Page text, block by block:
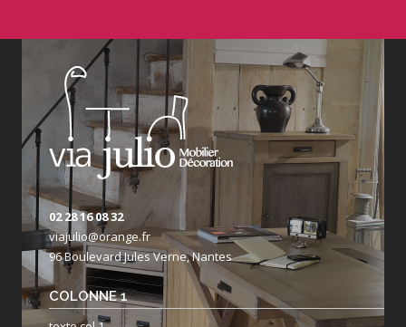
02 28 16 08 32
viajulio@orange.fr
96 Boulevard Jules Verne, Nantes
COLONNE 1